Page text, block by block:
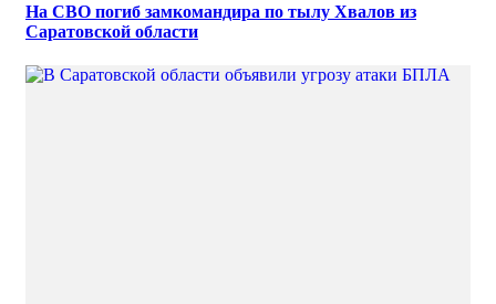
На СВО погиб замкомандира по тылу Хвалов из
Саратовской области